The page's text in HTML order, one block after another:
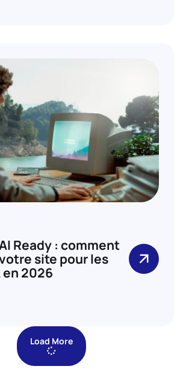
Ready : comment
site pour les
2026
Load More